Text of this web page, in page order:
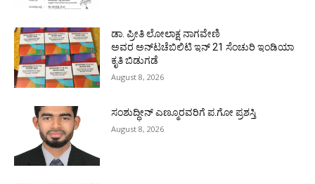
ಡಾ. ಪ್ರೀತಿ ಲೋಲಾಕ್ಷ ನಾಗವೇಣಿ
ಅವರ ಅನ್‌ಟಚೆಬಿಲಿಟಿ ಇನ್ 21 ಸೆಂಚುರಿ ಇಂಡಿಯಾ
ಕೃತಿ ಬಿಡುಗಡೆ
August 8, 2026
ಸಂಶುದ್ಧೀನ್ ಎಣ್ಮೂರವರಿಗೆ ಪ.ಗೋ ಪ್ರಶಸ್ತಿ
August 8, 2026